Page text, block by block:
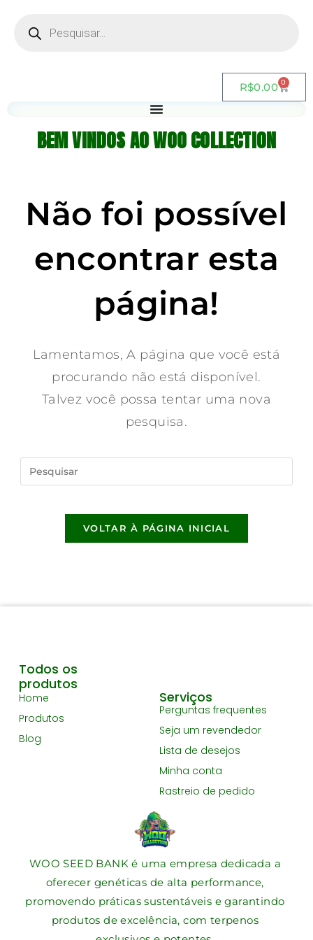
R$0.00 0
BEM VINDOS AO WOO COLLECTION
Não foi possível
encontrar esta
página!
Lamentamos, A página que você está
procurando não está disponível.
Talvez você possa tentar uma nova
pesquisa.
VOLTAR À PÁGINA INICIAL
WOO SEED BANK é uma empresa dedicada a
oferecer genéticas de alta performance,
promovendo práticas sustentáveis e garantindo
produtos de excelência, com terpenos
Todos os
produtos
Home
Produtos
Blog
Serviços
Perguntas frequentes
Seja um revendedor
Lista de desejos
Minha conta
Rastreio de pedido